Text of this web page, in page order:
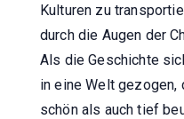
Kulturen zu
durch die Augen der
Als die Geschichte
in eine Welt gezogen,
schön als auch tief